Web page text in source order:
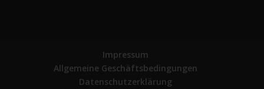
Impressum
Allgemeine Geschäftsbedingungen
Datenschutzerklärung